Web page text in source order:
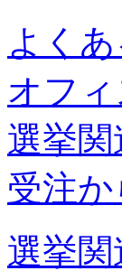
よく
オフ
選挙
受注
選挙関